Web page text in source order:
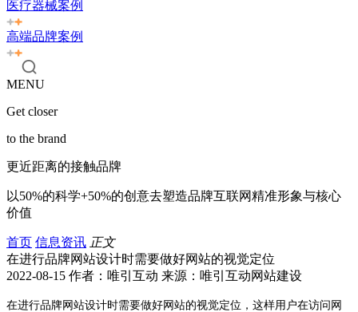
医疗器械案例
高端品牌案例
MENU
Get closer
to the brand
更近距离的接触品牌
以50%的科学+50%的创意去塑造品牌互联网精准形象与核心
价值
首页 信息资讯 正文
在进行品牌网站设计时需要做好网站的视觉定位
2022-08-15 作者：唯引互动 来源：唯引互动网站建设
在进行品牌网站设计时需要做好网站的视觉定位，这样用户在访问网